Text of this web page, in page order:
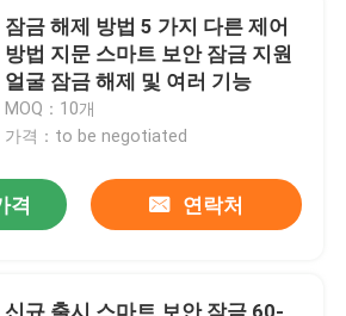
잠금 해제 방법 5 가지 다른 제어
방법 지문 스마트 보안 잠금 지원
얼굴 잠금 해제 및 여러 기능
MOQ：10개
가격：to be negotiated
격 연락처
신규 출시 스마트 보안 잠금 60-